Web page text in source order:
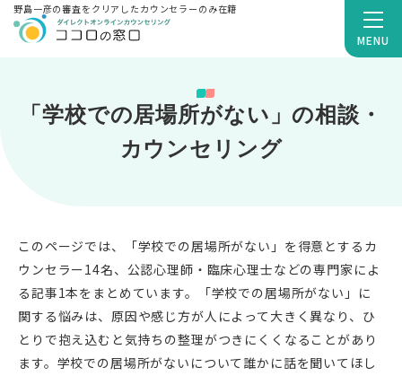
MENU
野島一彦の審査をクリアしたカウンセラーのみ在籍
「学校での居場所がない」の相談・
カウンセリング
このページでは、「学校での居場所がない」を得意とするカ
ウンセラー14名、公認心理師・臨床心理士などの専門家によ
る記事1本をまとめています。「学校での居場所がない」に
関する悩みは、原因や感じ方が人によって大きく異なり、ひ
とりで抱え込むと気持ちの整理がつきにくくなることがあり
ます。学校での居場所がないについて誰かに話を聞いてほし